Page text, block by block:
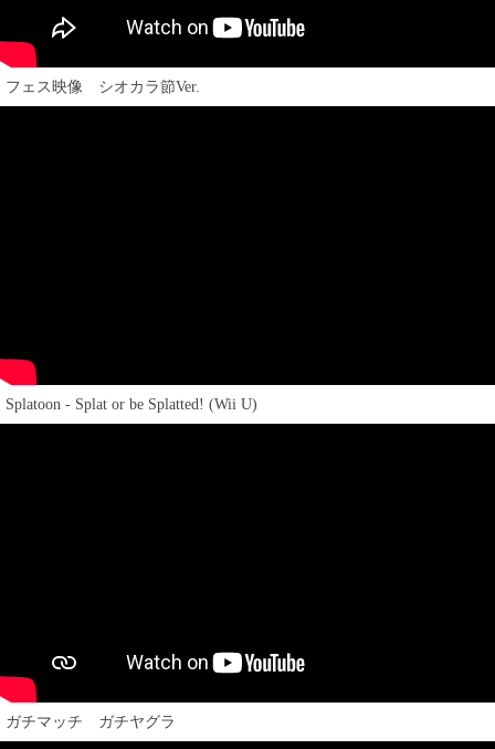
フェス映像 シオカラ節Ver.
Splatoon - Splat or be Splatted! (Wii U)
ガチマッチ ガチヤグラ